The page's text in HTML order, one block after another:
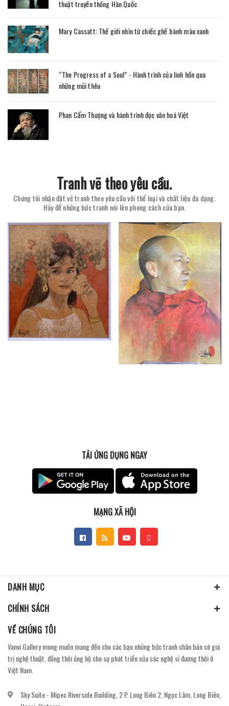
thuật truyền thống Hàn Quốc
Mary Cassatt: Thế giới nhìn từ chiếc ghế bành màu xanh
“The Progress of a Soul” - Hành trình của linh hồn qua
những mũi thêu
Phan Cẩm Thượng và hành trình đọc văn hoá Việt
Tranh vẽ theo yêu cầu.
Chúng tôi nhận đặt vẽ tranh theo yêu cầu với thể loại và chất liệu đa dạng.
Hãy để những bức tranh nói lên phong cách của bạn.
TẢI ỨNG DỤNG NGAY
MẠNG XÃ HỘI
DANH MỤC
CHÍNH SÁCH
VỀ CHÚNG TÔI
Vanvi Gallery mong muốn mang đến cho các bạn những bức tranh chân bản có giá
trị nghệ thuật, đồng thời ủng hộ cho sự phát triển của các nghệ sĩ đương thời ở
Việt Nam.
Sky Suite - Mipec Riverside Building, 2 P. Long Biên 2, Ngọc Lâm, Long Biên,